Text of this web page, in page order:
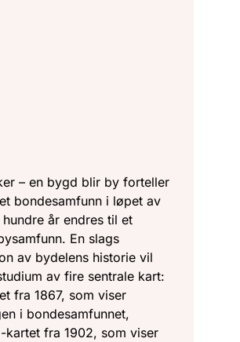
– en bygd blir by forteller
bondesamfunn i løpet av
år endres til et
En slags
av bydelens historie vil
av fire sentrale kart:
fra 1867, som viser
i bondesamfunnet,
kartet fra 1902, som viser